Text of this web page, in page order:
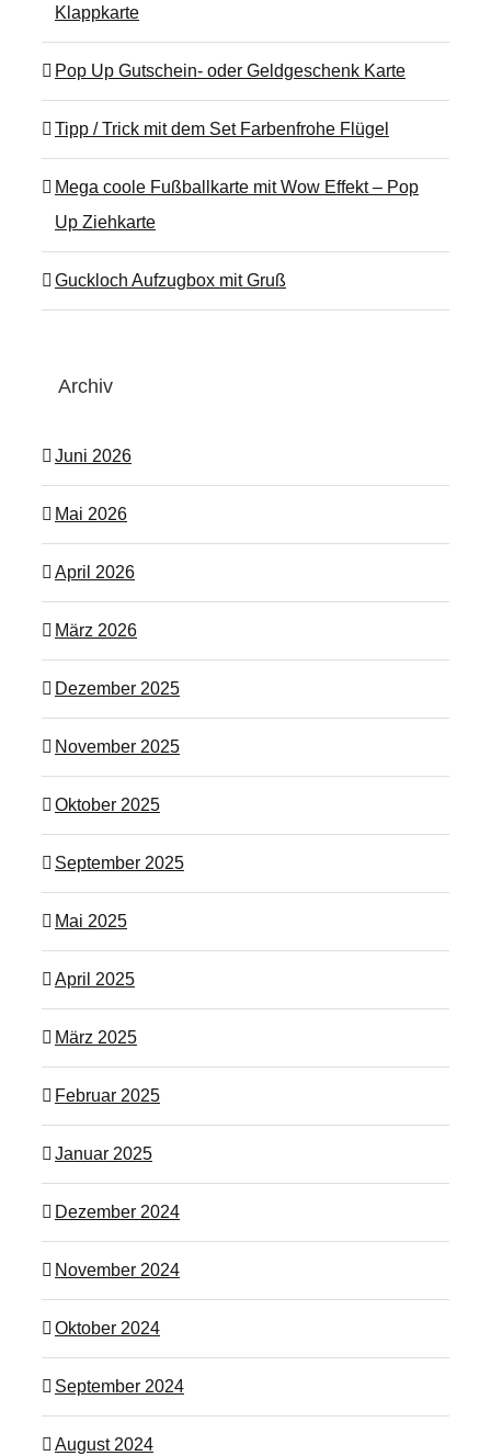
Klappkarte
Pop Up Gutschein- oder Geldgeschenk Karte
Tipp / Trick mit dem Set Farbenfrohe Flügel
Mega coole Fußballkarte mit Wow Effekt – Pop
Up Ziehkarte
Guckloch Aufzugbox mit Gruß
Archiv
Juni 2026
Mai 2026
April 2026
März 2026
Dezember 2025
November 2025
Oktober 2025
September 2025
Mai 2025
April 2025
März 2025
Februar 2025
Januar 2025
Dezember 2024
November 2024
Oktober 2024
September 2024
August 2024